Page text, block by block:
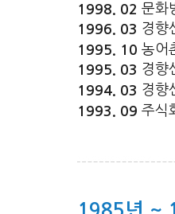
1998. 02 문화
1996. 03 경향
1995. 10 농어
1995. 03 경향
1994. 03 경향
1993. 09 주식